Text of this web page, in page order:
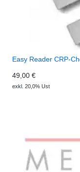
Easy Reader CRP-
49,00 €
exkl. 20,0% Ust